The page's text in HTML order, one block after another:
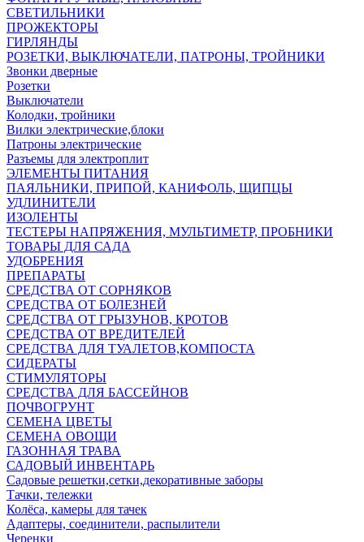
СВЕТИЛЬНИКИ
ПРОЖЕКТОРЫ
ГИРЛЯНДЫ
РОЗЕТКИ, ВЫКЛЮЧАТЕЛИ, ПАТРОНЫ, ТРОЙНИКИ
Звонки дверные
Розетки
Выключатели
Колодки, тройники
Вилки электрические,блоки
Патроны электрические
Разъемы для электроплит
ЭЛЕМЕНТЫ ПИТАНИЯ
ПАЯЛЬНИКИ, ПРИПОЙ, КАНИФОЛЬ, ЩИПЦЫ
УДЛИНИТЕЛИ
ИЗОЛЕНТЫ
ТЕСТЕРЫ НАПРЯЖЕНИЯ, МУЛЬТИМЕТР, ПРОБНИКИ
ТОВАРЫ ДЛЯ САДА
УДОБРЕНИЯ
ПРЕПАРАТЫ
СРЕДСТВА ОТ СОРНЯКОВ
СРЕДСТВА ОТ БОЛЕЗНЕЙ
СРЕДСТВА ОТ ГРЫЗУНОВ, КРОТОВ
СРЕДСТВА ОТ ВРЕДИТЕЛЕЙ
СРЕДСТВА ДЛЯ ТУАЛЕТОВ,КОМПОСТА
СИДЕРАТЫ
СТИМУЛЯТОРЫ
СРЕДСТВА ДЛЯ БАССЕЙНОВ
ПОЧВОГРУНТ
СЕМЕНА ЦВЕТЫ
СЕМЕНА ОВОЩИ
ГАЗОННАЯ ТРАВА
САДОВЫЙ ИНВЕНТАРЬ
Садовые решетки,сетки,декоративные заборы
Тачки, тележки
Колёса, камеры для тачек
Адаптеры, соединители, распылители
Черенки